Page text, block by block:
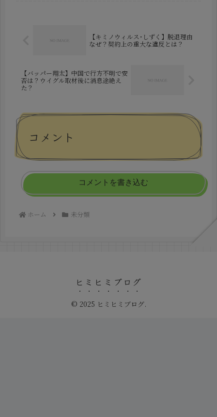
【キミノウィルス･しずく】脱退理由
なぜ？契約上の重大な違反とは？
【バッパー翔太】中国で行方不明で安
否は？ウイグル取材後に消息途絶え
た？
コメント
コメントを書き込む
ホーム 未分類
ヒミヒミブログ
© 2025 ヒミヒミブログ.